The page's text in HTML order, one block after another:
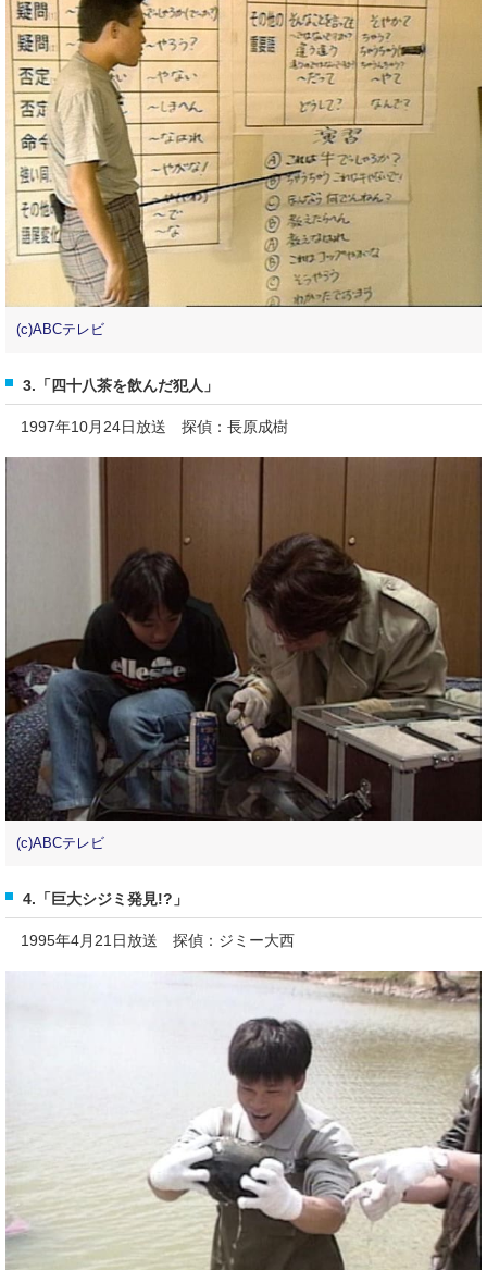
(c)ABCテレビ
3.「四十八茶を飲んだ犯人」
1997年10月24日放送 探偵：長原成樹
(c)ABCテレビ
4.「巨大シジミ発見!?」
1995年4月21日放送 探偵：ジミー大西